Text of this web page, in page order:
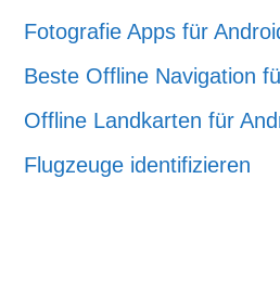
Fotografie Apps für
Beste Offline Navigation
Offline Landkarten für
Flugzeuge identifizieren